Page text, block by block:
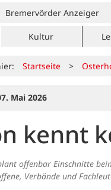
Bremervörder Anzeiger
Kultur
Startseite >
Mai 2026
kennt
offenbar Einschnitte
Verbände und